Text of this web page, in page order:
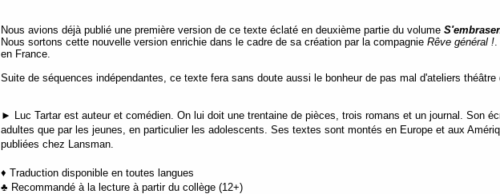
Nous avions déjà publié une première version de ce texte éclaté en deuxième partie du volume
Nous sortons cette nouvelle version enrichie dans le cadre de sa création par la compagnie Rêve général !
en France.
Suite de séquences indépendantes, ce texte fera sans doute aussi le bonheur de pas mal d'ateliers théâtre
► Luc Tartar est auteur et comédien. On lui doit une trentaine de pièces, trois romans et un journal. Son
adultes que par les jeunes, en particulier les adolescents. Ses textes sont montés en Europe et aux
publiées chez Lansman.
♦ Traduction disponible en toutes langues
♣ Recommandé à la lecture à partir du collège (12+)